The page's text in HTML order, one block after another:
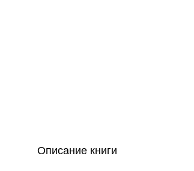
Описание книги